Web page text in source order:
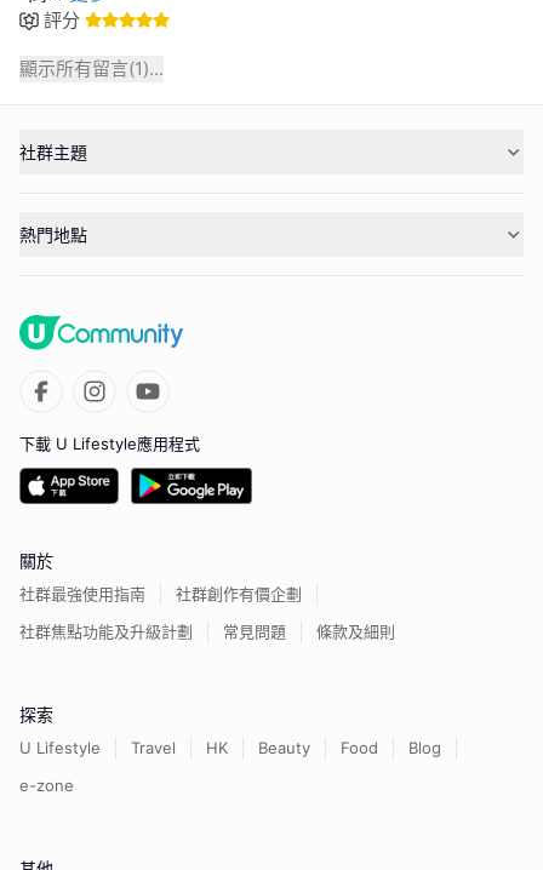
評分
顯示所有留言(1)...
社群主題
熱門地點
下載 U Lifestyle應用程式
關於
社群最強使用指南
社群創作有價企劃
社群焦點功能及升級計劃
常見問題 條款及細則
探索
U Lifestyle Travel HK Beauty Food
Blog
e-zone